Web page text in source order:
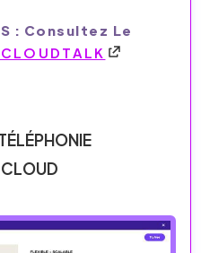
: Consultez Le
CLOUD